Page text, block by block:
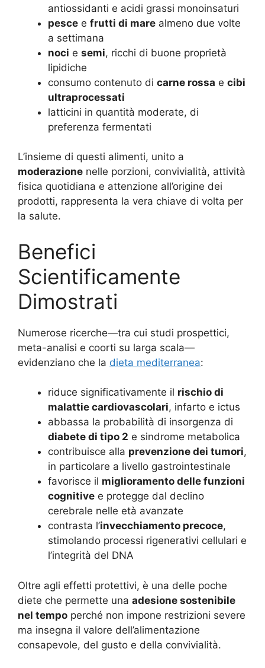
antiossidanti e acidi grassi monoinsaturi
pesce e frutti di mare almeno due volte
a settimana
noci e semi, ricchi di buone proprietà
lipidiche
consumo contenuto di carne rossa e cibi
ultraprocessati
latticini in quantità moderate, di
preferenza fermentati
L’insieme di questi alimenti, unito a
moderazione nelle porzioni, convivialità, attività
fisica quotidiana e attenzione all’origine dei
prodotti, rappresenta la vera chiave di volta per
la salute.
Benefici
Scientificamente
Dimostrati
Numerose ricerche—tra cui studi prospettici,
meta-analisi e coorti su larga scala—
evidenziano che la dieta mediterranea:
riduce significativamente il rischio di
malattie cardiovascolari, infarto e ictus
abbassa la probabilità di insorgenza di
diabete di tipo 2 e sindrome metabolica
contribuisce alla prevenzione dei tumori,
in particolare a livello gastrointestinale
favorisce il miglioramento delle funzioni
cognitive e protegge dal declino
cerebrale nelle età avanzate
contrasta l’invecchiamento precoce,
stimolando processi rigenerativi cellulari e
l’integrità del DNA
Oltre agli effetti protettivi, è una delle poche
diete che permette una adesione sostenibile
nel tempo perché non impone restrizioni severe
ma insegna il valore dell’alimentazione
consapevole, del gusto e della convivialità.